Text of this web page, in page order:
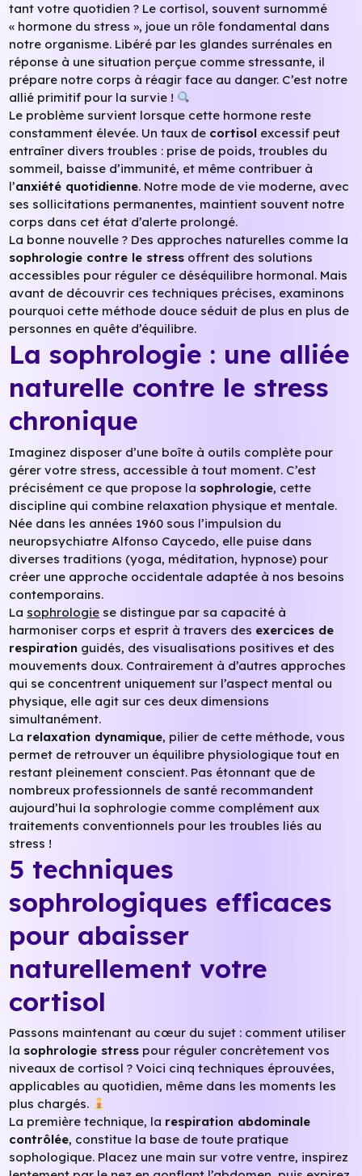
tant votre quotidien ? Le cortisol, souvent surnommé
« hormone du stress », joue un rôle fondamental dans
notre organisme. Libéré par les glandes surrénales en
réponse à une situation perçue comme stressante, il
prépare notre corps à réagir face au danger. C’est notre
allié primitif pour la survie !
Le problème survient lorsque cette hormone reste
constamment élevée. Un taux de cortisol excessif peut
entraîner divers troubles : prise de poids, troubles du
sommeil, baisse d’immunité, et même contribuer à
l’anxiété quotidienne. Notre mode de vie moderne, avec
ses sollicitations permanentes, maintient souvent notre
corps dans cet état d’alerte prolongé.
La bonne nouvelle ? Des approches naturelles comme la
sophrologie contre le stress offrent des solutions
accessibles pour réguler ce déséquilibre hormonal. Mais
avant de découvrir ces techniques précises, examinons
pourquoi cette méthode douce séduit de plus en plus de
personnes en quête d’équilibre.
La sophrologie : une alliée
naturelle contre le stress
chronique
Imaginez disposer d’une boîte à outils complète pour
gérer votre stress, accessible à tout moment. C’est
précisément ce que propose la sophrologie, cette
discipline qui combine relaxation physique et mentale.
Née dans les années 1960 sous l’impulsion du
neuropsychiatre Alfonso Caycedo, elle puise dans
diverses traditions (yoga, méditation, hypnose) pour
créer une approche occidentale adaptée à nos besoins
contemporains.
La sophrologie se distingue par sa capacité à
harmoniser corps et esprit à travers des exercices de
respiration guidés, des visualisations positives et des
mouvements doux. Contrairement à d’autres approches
qui se concentrent uniquement sur l’aspect mental ou
physique, elle agit sur ces deux dimensions
simultanément.
La relaxation dynamique, pilier de cette méthode, vous
permet de retrouver un équilibre physiologique tout en
restant pleinement conscient. Pas étonnant que de
nombreux professionnels de santé recommandent
aujourd’hui la sophrologie comme complément aux
traitements conventionnels pour les troubles liés au
stress !
5 techniques
sophrologiques efficaces
pour abaisser
naturellement votre
cortisol
Passons maintenant au cœur du sujet : comment utiliser
la sophrologie stress pour réguler concrètement vos
niveaux de cortisol ? Voici cinq techniques éprouvées,
applicables au quotidien, même dans les moments les
plus chargés.
La première technique, la respiration abdominale
contrôlée, constitue la base de toute pratique
sophologique. Placez une main sur votre ventre, inspirez